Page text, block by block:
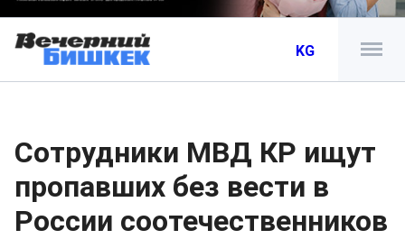
KG
Сотрудники МВД КР ищут
пропавших без вести в
России соотечественников